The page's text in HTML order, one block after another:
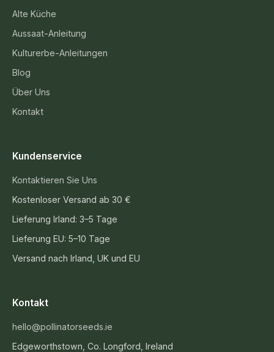
Alte Küche
Aussaat-Anleitung
Kulturerbe-Anleitungen
Blog
Über Uns
Kontakt
Kundenservice
Kontaktieren Sie Uns
Kostenloser Versand ab 30 €
Lieferung Irland: 3–5 Tage
Lieferung EU: 5–10 Tage
Versand nach Irland, UK und EU
Kontakt
hello@pollinatorseeds.ie
Edgeworthstown, Co. Longford, Ireland